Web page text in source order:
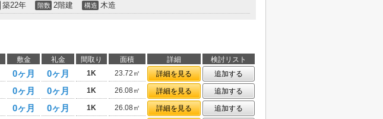
築22年 階数 2階建 構造 木造
敷金 礼金 間取り 面積 詳細
検討リスト
0ヶ月 0ヶ月 1K 23.72㎡ 詳細を見る
追加する
0ヶ月 0ヶ月 1K 26.08㎡ 詳細を見る
追加する
0ヶ月 0ヶ月 1K 26.08㎡ 詳細を見る
追加する